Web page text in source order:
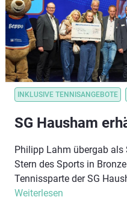
sichtbar zu machen.
VEREINSORGANISATION
INKLUSIVE TENNISANGEBOTE
Philipp Lahm übergab als
Stern des Sports in
Tennissparte der SG
zwölften Mal wurden
Weiterlesen